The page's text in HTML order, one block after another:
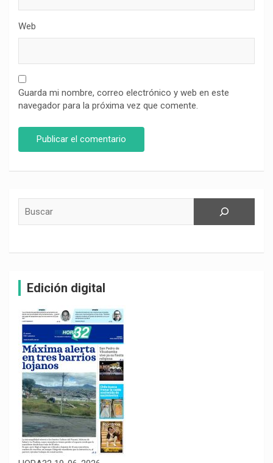
Web
Guarda mi nombre, correo electrónico y web en este
navegador para la próxima vez que comente.
Edición digital